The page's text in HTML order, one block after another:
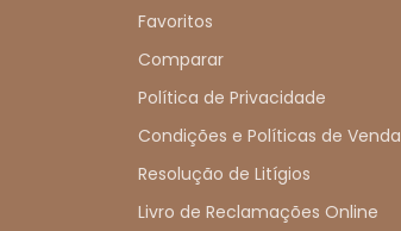
Favoritos
Comparar
Política de Privacidade
Condições e Políticas de Venda
Resolução de Litígios
Livro de Reclamações Online